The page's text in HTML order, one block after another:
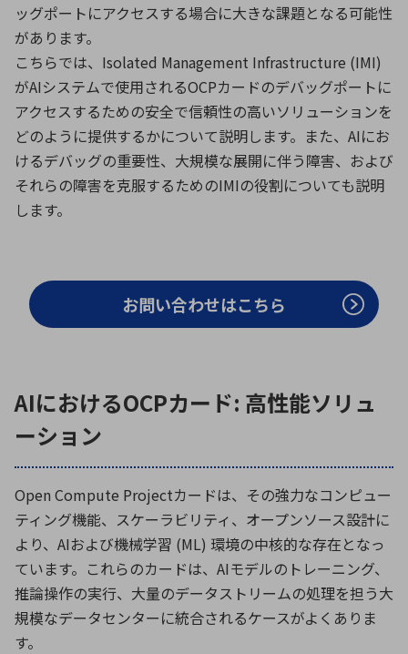
半導体・電子部品小ロット
ッグポートにアクセスする場合に大きな課題となる可能性
があります。
こちらでは、Isolated Management Infrastructure (IMI)
がAIシステムで使用されるOCPカードのデバッグポートに
アクセスするための安全で信頼性の高いソリューションを
どのように提供するかについて説明します。また、AIにお
けるデバッグの重要性、大規模な展開に伴う障害、および
それらの障害を克服するためのIMIの役割についても説明
します。
お問い合わせはこちら
AIにおけるOCPカード: 高性能ソリュ
ーション
Open Compute Projectカードは、その強力なコンピュー
ティング機能、スケーラビリティ、オープンソース設計に
より、AIおよび機械学習 (ML) 環境の中核的な存在となっ
ています。これらのカードは、AIモデルのトレーニング、
推論操作の実行、大量のデータストリームの処理を担う大
規模なデータセンターに統合されるケースがよくありま
す。